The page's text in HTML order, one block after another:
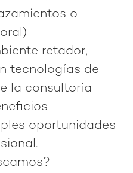
o
retador,
tecnologías de
la consultoría
oportunidades